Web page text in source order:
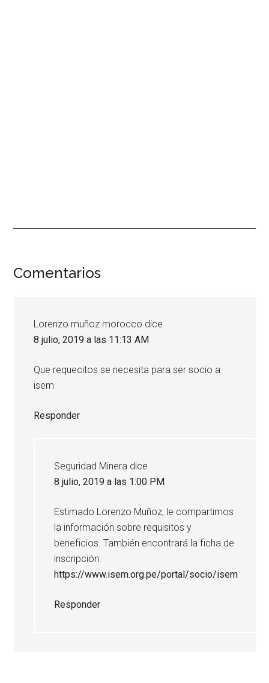
Interacciones
los
lectores
Comentarios
Lorenzo muñoz morocco dice
8 julio, 2019 a las 11:13 AM
Que requecitos se necesita para ser socio a
isem
Responder
Seguridad Minera dice
8 julio, 2019 a las 1:00 PM
Estimado Lorenzo Muñoz, le compartimos
la información sobre requisitos y
beneficios. También encontrará la ficha de
inscripción.
https://www.isem.org.pe/portal/socio/isem
Responder